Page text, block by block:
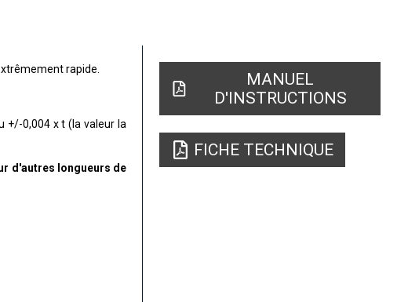
rapide.
+/-0,004 x t (la valeur la
d'autres longueurs de
MANUEL
D'INSTRUCTIONS
FICHE TECHNIQUE